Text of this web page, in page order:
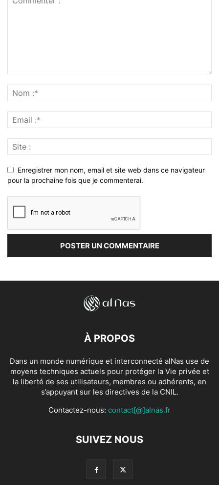
Enregistrer mon nom, email et site web dans ce navigateur
pour la prochaine fois que je commenterai.
À PROPOS
Dans un monde numérique et interconnecté alNas use de
moyens techniques actuels pour protéger la Vie privée et
la liberté de ses utilisateurs, membres ou adhérents, en
s’appuyant sur les directives de la CNIL.
Contactez-nous: contact[@]alnas.fr
SUIVEZ NOUS